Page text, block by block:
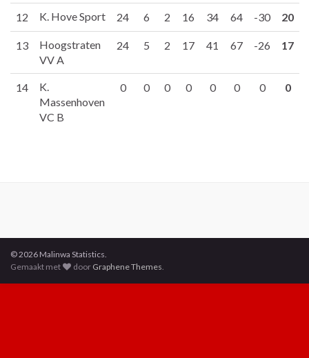
12 K. Hove Sport 24 6 2 16 34 64 -30 20
13
Hoogstraten
VV A
24 5 2 17 41 67 -26 17
14
K.
Massenhoven
VC B
0 0 0 0 0 0 0 0
© 2026 Malinwa Statistics.
Gemaakt met
door Graphene Themes.